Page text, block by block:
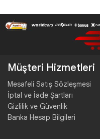
Müşteri Hizmetleri
Mesafeli Satış Sözleşmesi
İptal ve İade Şartları
Gizlilik ve Güvenlik
Banka Hesap Bilgileri